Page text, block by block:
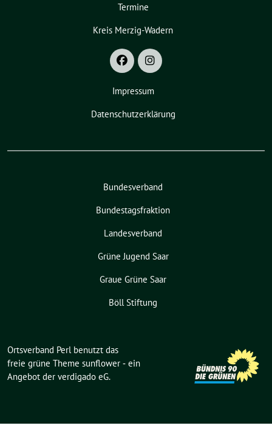
Termine
Kreis Merzig-Wadern
Impressum
Datenschutzerklärung
Bundesverband
Bundestagsfraktion
Landesverband
Grüne Jugend Saar
Graue Grüne Saar
Böll Stiftung
Ortsverband Perl benutzt das
freie grüne Theme sunflower ‐ ein
Angebot der verdigado eG.